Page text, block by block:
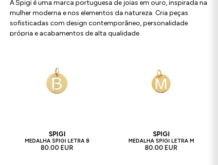
A Spigi é uma marca portuguesa de joias em ouro, inspirada na
mulher moderna e nos elementos da natureza. Cria peças
sofisticadas com design contemporâneo, personalidade
própria e acabamentos de alta qualidade.
SPIGI
MEDALHA SPIGI LETRA B
80.00 EUR
SPIGI
MEDALHA SPIGI LETRA M
80.00 EUR